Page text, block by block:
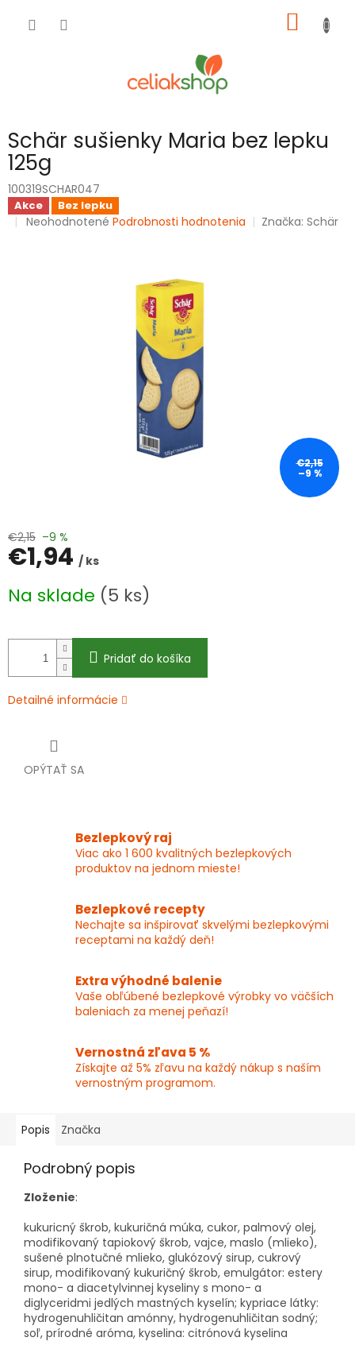
KOŠÍK
Schär sušienky Maria bez lepku
125g
100319SCHAR047
Akce Bez lepku
Priemerné
Neohodnotené Podrobnosti hodnotenia Značka: Schär
€2,15
–9 %
€2,15 –9 %
€1,94 / ks
cena:
Na sklade (5 ks)
Pridať do košíka
Detailné informácie
OPÝTAŤ SA
Bezlepkový raj
Viac ako 1 600 kvalitných bezlepkových
produktov na jednom mieste!
Bezlepkové recepty
Nechajte sa inšpirovať skvelými bezlepkovými
receptami na každý deň!
Extra výhodné balenie
Vaše obľúbené bezlepkové výrobky vo väčších
baleniach za menej peňazí!
Vernostná zľava 5 %
Získajte až 5% zľavu na každý nákup s naším
vernostným programom.
Popis Značka
Podrobný popis
Zloženie:
kukuricný škrob, kukuričná múka, cukor, palmový olej,
modifikovaný tapiokový škrob, vajce, maslo (mlieko),
sušené plnotučné mlieko, glukózový sirup, cukrový
sirup, modifikovaný kukuričný škrob, emulgátor: estery
mono- a diacetylvinnej kyseliny s mono- a
diglyceridmi jedlých mastných kyselín; kypriace látky:
hydrogenuhličitan amónny, hydrogenuhličitan sodný;
soľ, prírodné aróma, kyselina: citrónová kyselina